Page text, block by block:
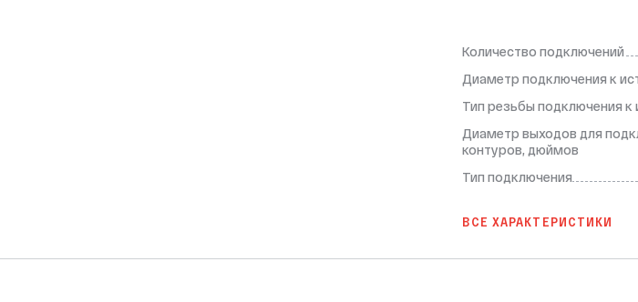
Количество подключений
Диаметр подключения к
Тип резьбы подключения к
Диаметр выходов для
контуров, дюймов
Тип подключения
ВСЕ ХАРАКТЕРИСТИКИ